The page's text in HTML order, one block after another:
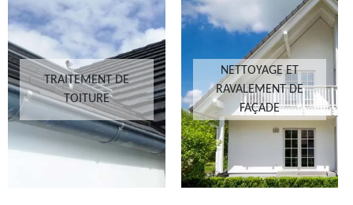
TRAITEMENT DE
TOITURE
NETTOYAGE ET
RAVALEMENT DE
FAÇADE